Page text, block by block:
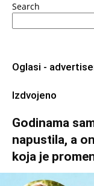
Search
Oglasi -
Izdvojeno
Godinama
napustila, a
koja je